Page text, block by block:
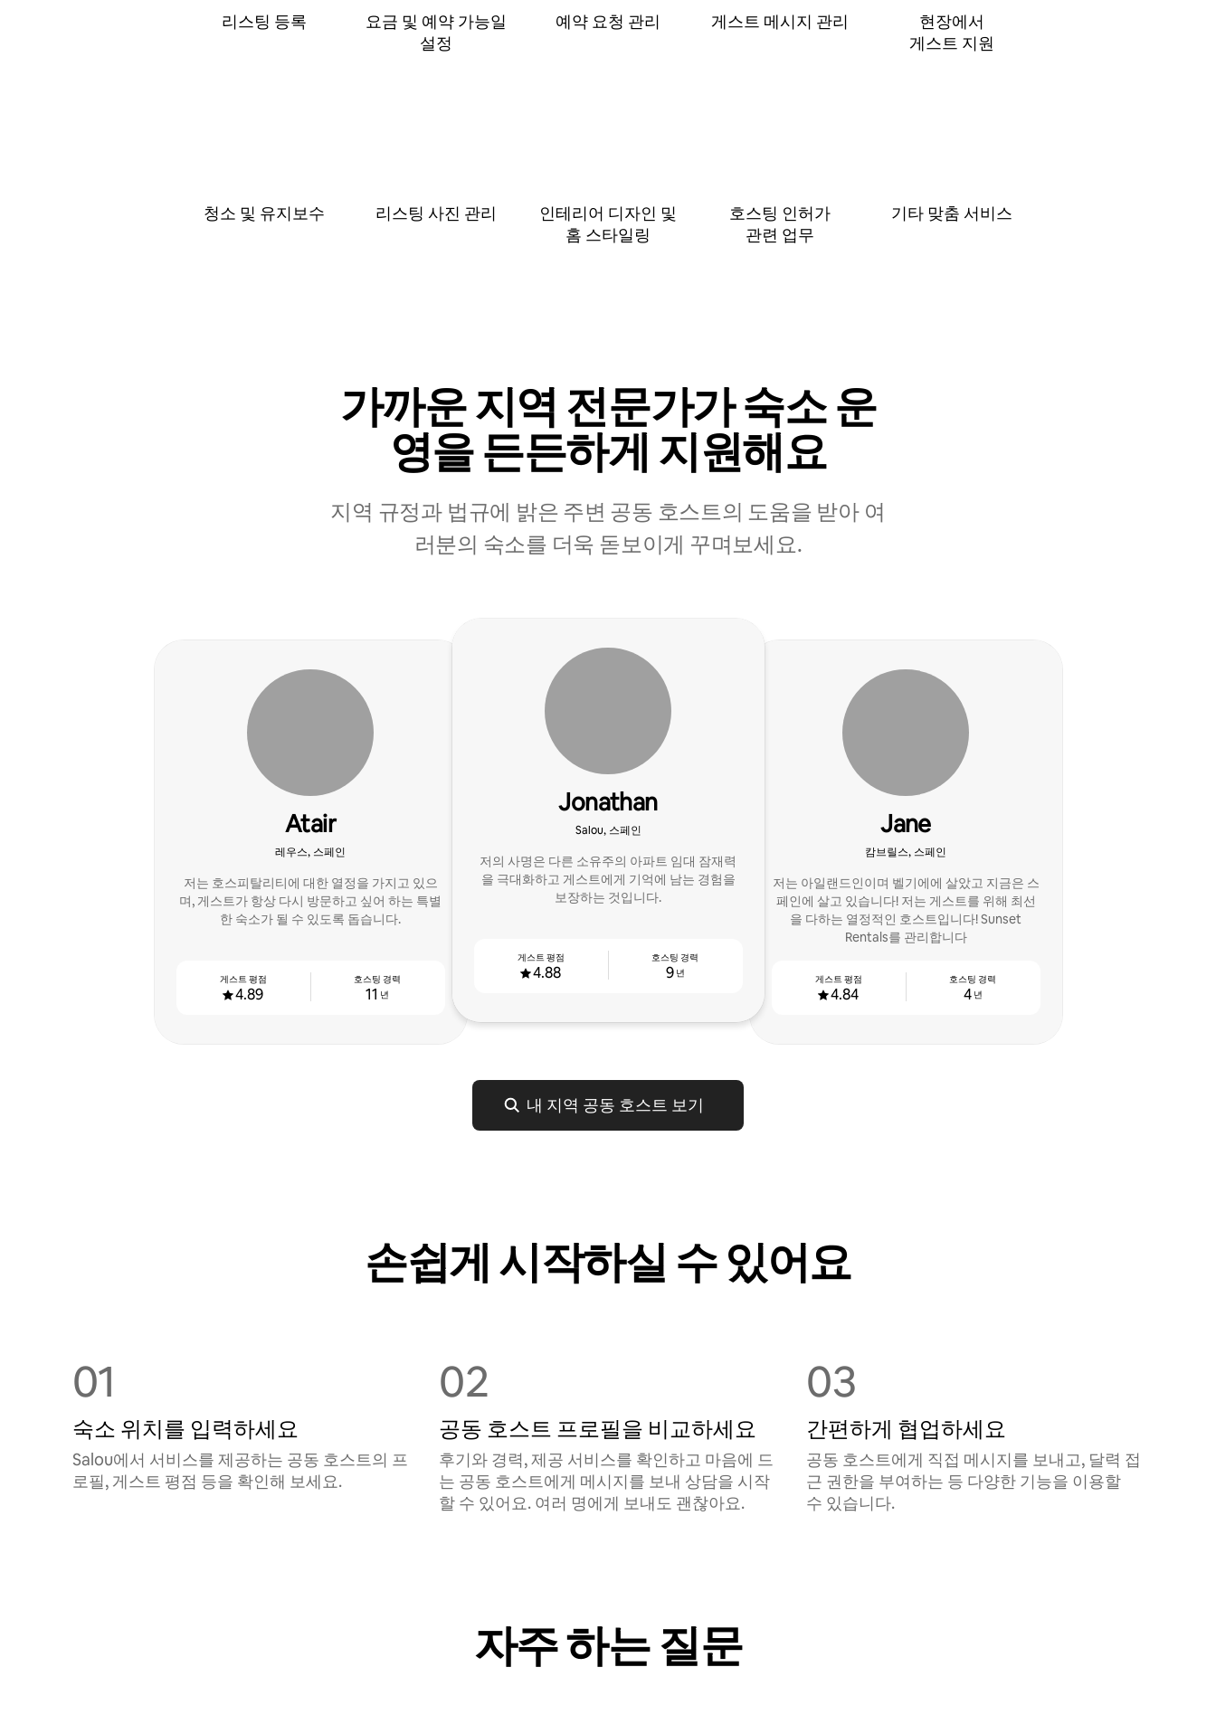
리스팅 등록
요금 및 예⁠약 가⁠능⁠일
설⁠정
예약 요청 관리 게스트 메⁠시⁠지 관⁠리
현장에서
게⁠스⁠트 지⁠원
청소 및 유지보수 리스팅 사진 관리
인테리어 디자인 및
홈 스⁠타⁠일⁠링
호스팅 인허가
관⁠련 업⁠무
기타 맞춤 서비스
가까운 지역 전문가가 숙소 운
영을 든든하게 지원해요
지역 규정과 법규에 밝은 주변 공동 호스트의 도움을 받아 여
러분의 숙소를 더욱 돋보이게 꾸며보세요.
Atair
레우스, 스페인
저는 호스피탈리티에 대한 열정을 가지고 있으
며, 게스트가 항상 다시 방문하고 싶어 하는 특별
한 숙소가 될 수 있도록 돕습니다.
4.89
게스트 평점
11 년
호스팅 경력
Jonathan
Salou, 스페인
저의 사명은 다른 소유주의 아파트 임대 잠재력
을 극대화하고 게스트에게 기억에 남는 경험을
보장하는 것입니다.
4.88
게스트 평점
9 년
호스팅 경력
Jane
캄브릴스, 스페인
저는 아일랜드인이며 벨기에에 살았고 지금은 스
페인에 살고 있습니다! 저는 게스트를 위해 최선
을 다하는 열정적인 호스트입니다! Sunset
Rentals를 관리합니다
4.84
게스트 평점
4 년
호스팅 경력
내 지역 공동 호스트 보기
손쉽게 시작하실 수 있어요
01
숙소 위치를 입력하세요
Salou에서 서비스를 제공하는 공⁠동 호⁠스⁠트⁠의 프
로필, 게스트 평점 등을 확⁠인⁠해 보⁠세⁠요⁠.
02
공동 호스트 프로필을 비교하세요
후기와 경력, 제공 서비스를 확인하고 마음에 드
는 공동 호스트에게 메시지를 보내 상담을 시작
할 수 있어요. 여러 명에게 보내도 괜찮아요.
03
간편하게 협업하세요
공동 호스트에게 직접 메시지를 보내고, 달력 접
근 권한을 부여하는 등 다양한 기능을 이용할
수 있습니다.
자주 하는 질문